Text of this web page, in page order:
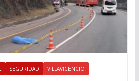
SEGURIDAD VILLAVICENCIO